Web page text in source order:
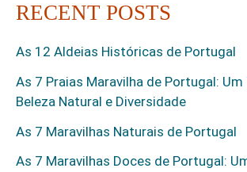
RECENT POSTS
As 12 Aldeias Históricas de Portugal
As 7 Praias Maravilha de Portugal:
Beleza Natural e Diversidade
As 7 Maravilhas Naturais de Portugal
As 7 Maravilhas Doces de Portugal: